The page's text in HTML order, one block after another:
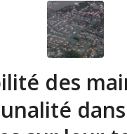
des